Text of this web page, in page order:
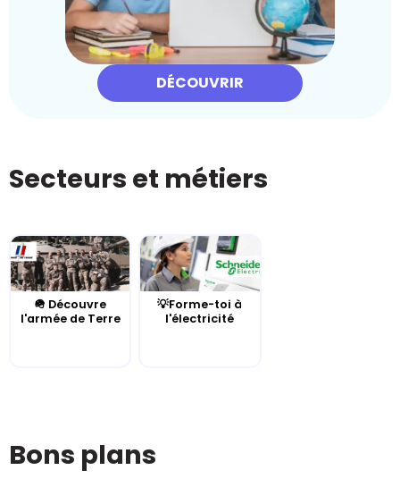
DÉCOUVRIR
Secteurs et métiers
🪖 Découvre
l'armée de Terre
💡Forme-toi à
l'électricité
Bons plans